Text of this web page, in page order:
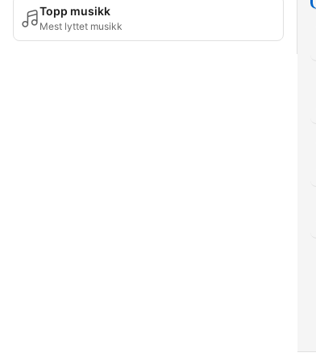
Topp musikk
Mest lyttet musikk